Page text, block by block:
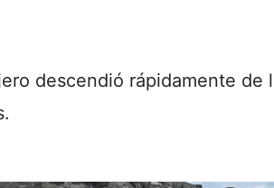
descendió rápidamente